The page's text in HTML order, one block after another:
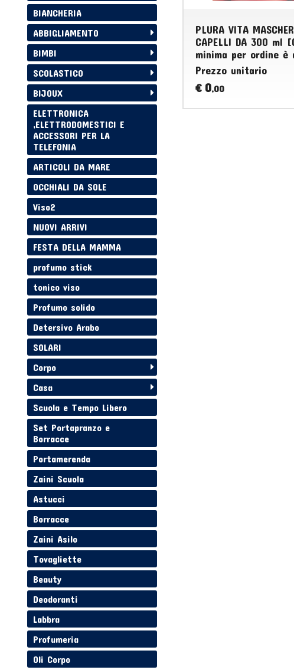
PLURA VITA
CAPELLI DA 300 ml
minima per ordine è
Prezzo unitario
€ 0,00
BIANCHERIA
ABBIGLIAMENTO
BIMBI
SCOLASTICO
BIJOUX
ELETTRONICA
,ELETTRODOMESTICI E
ACCESSORI PER LA
TELEFONIA
ARTICOLI DA MARE
OCCHIALI DA SOLE
Viso2
NUOVI ARRIVI
FESTA DELLA MAMMA
profumo stick
tonico viso
Profumo solido
Detersivo Arabo
SOLARI
Corpo
Casa
Scuola e Tempo Libero
Set Portapranzo e
Borracce
Portamerenda
Zaini Scuola
Astucci
Borracce
Zaini Asilo
Tovagliette
Beauty
Deodoranti
Labbra
Profumeria
Oli Corpo